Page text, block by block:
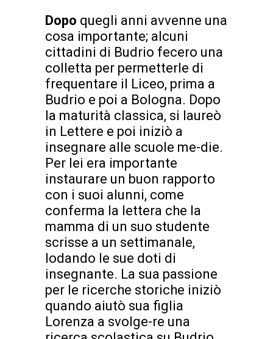
Dopo quegli anni avvenne una
cosa importante; alcuni
cittadini di Budrio fecero una
colletta per permetterle di
frequentare il Liceo, prima a
Budrio e poi a Bologna. Dopo
la maturità classica, si laureò
in Lettere e poi iniziò a
insegnare alle scuole me-die.
Per lei era importante
instaurare un buon rapporto
con i suoi alunni, come
conferma la lettera che la
mamma di un suo studente
scrisse a un settimanale,
lodando le sue doti di
insegnante. La sua passione
per le ricerche storiche iniziò
quando aiutò sua figlia
Lorenza a svolge-re una